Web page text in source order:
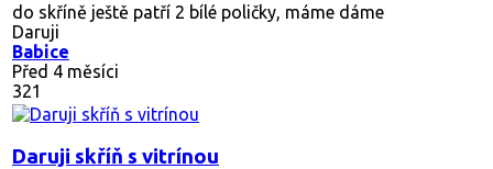
do skříně ještě patří 2 bílé poličky, máme dáme
Daruji
Babice
Před 4 měsíci
321
Daruji skříň s vitrínou